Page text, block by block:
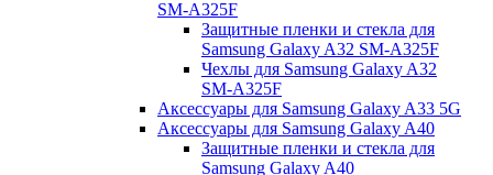
SM-A325F
Защитные пленки и стекла для
Samsung Galaxy A32 SM-A325F
Чехлы для Samsung Galaxy A32
SM-A325F
Аксессуары для Samsung Galaxy A33 5G
Аксессуары для Samsung Galaxy A40
Защитные пленки и стекла для
Samsung Galaxy A40